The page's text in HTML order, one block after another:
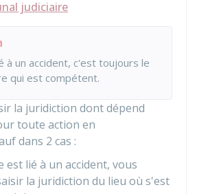
judiciaire
à un accident, c'est toujours le
qui est compétent.
la juridiction dont dépend
toute action en
dans 2 cas :
est lié à un accident, vous
la juridiction du lieu où s'est